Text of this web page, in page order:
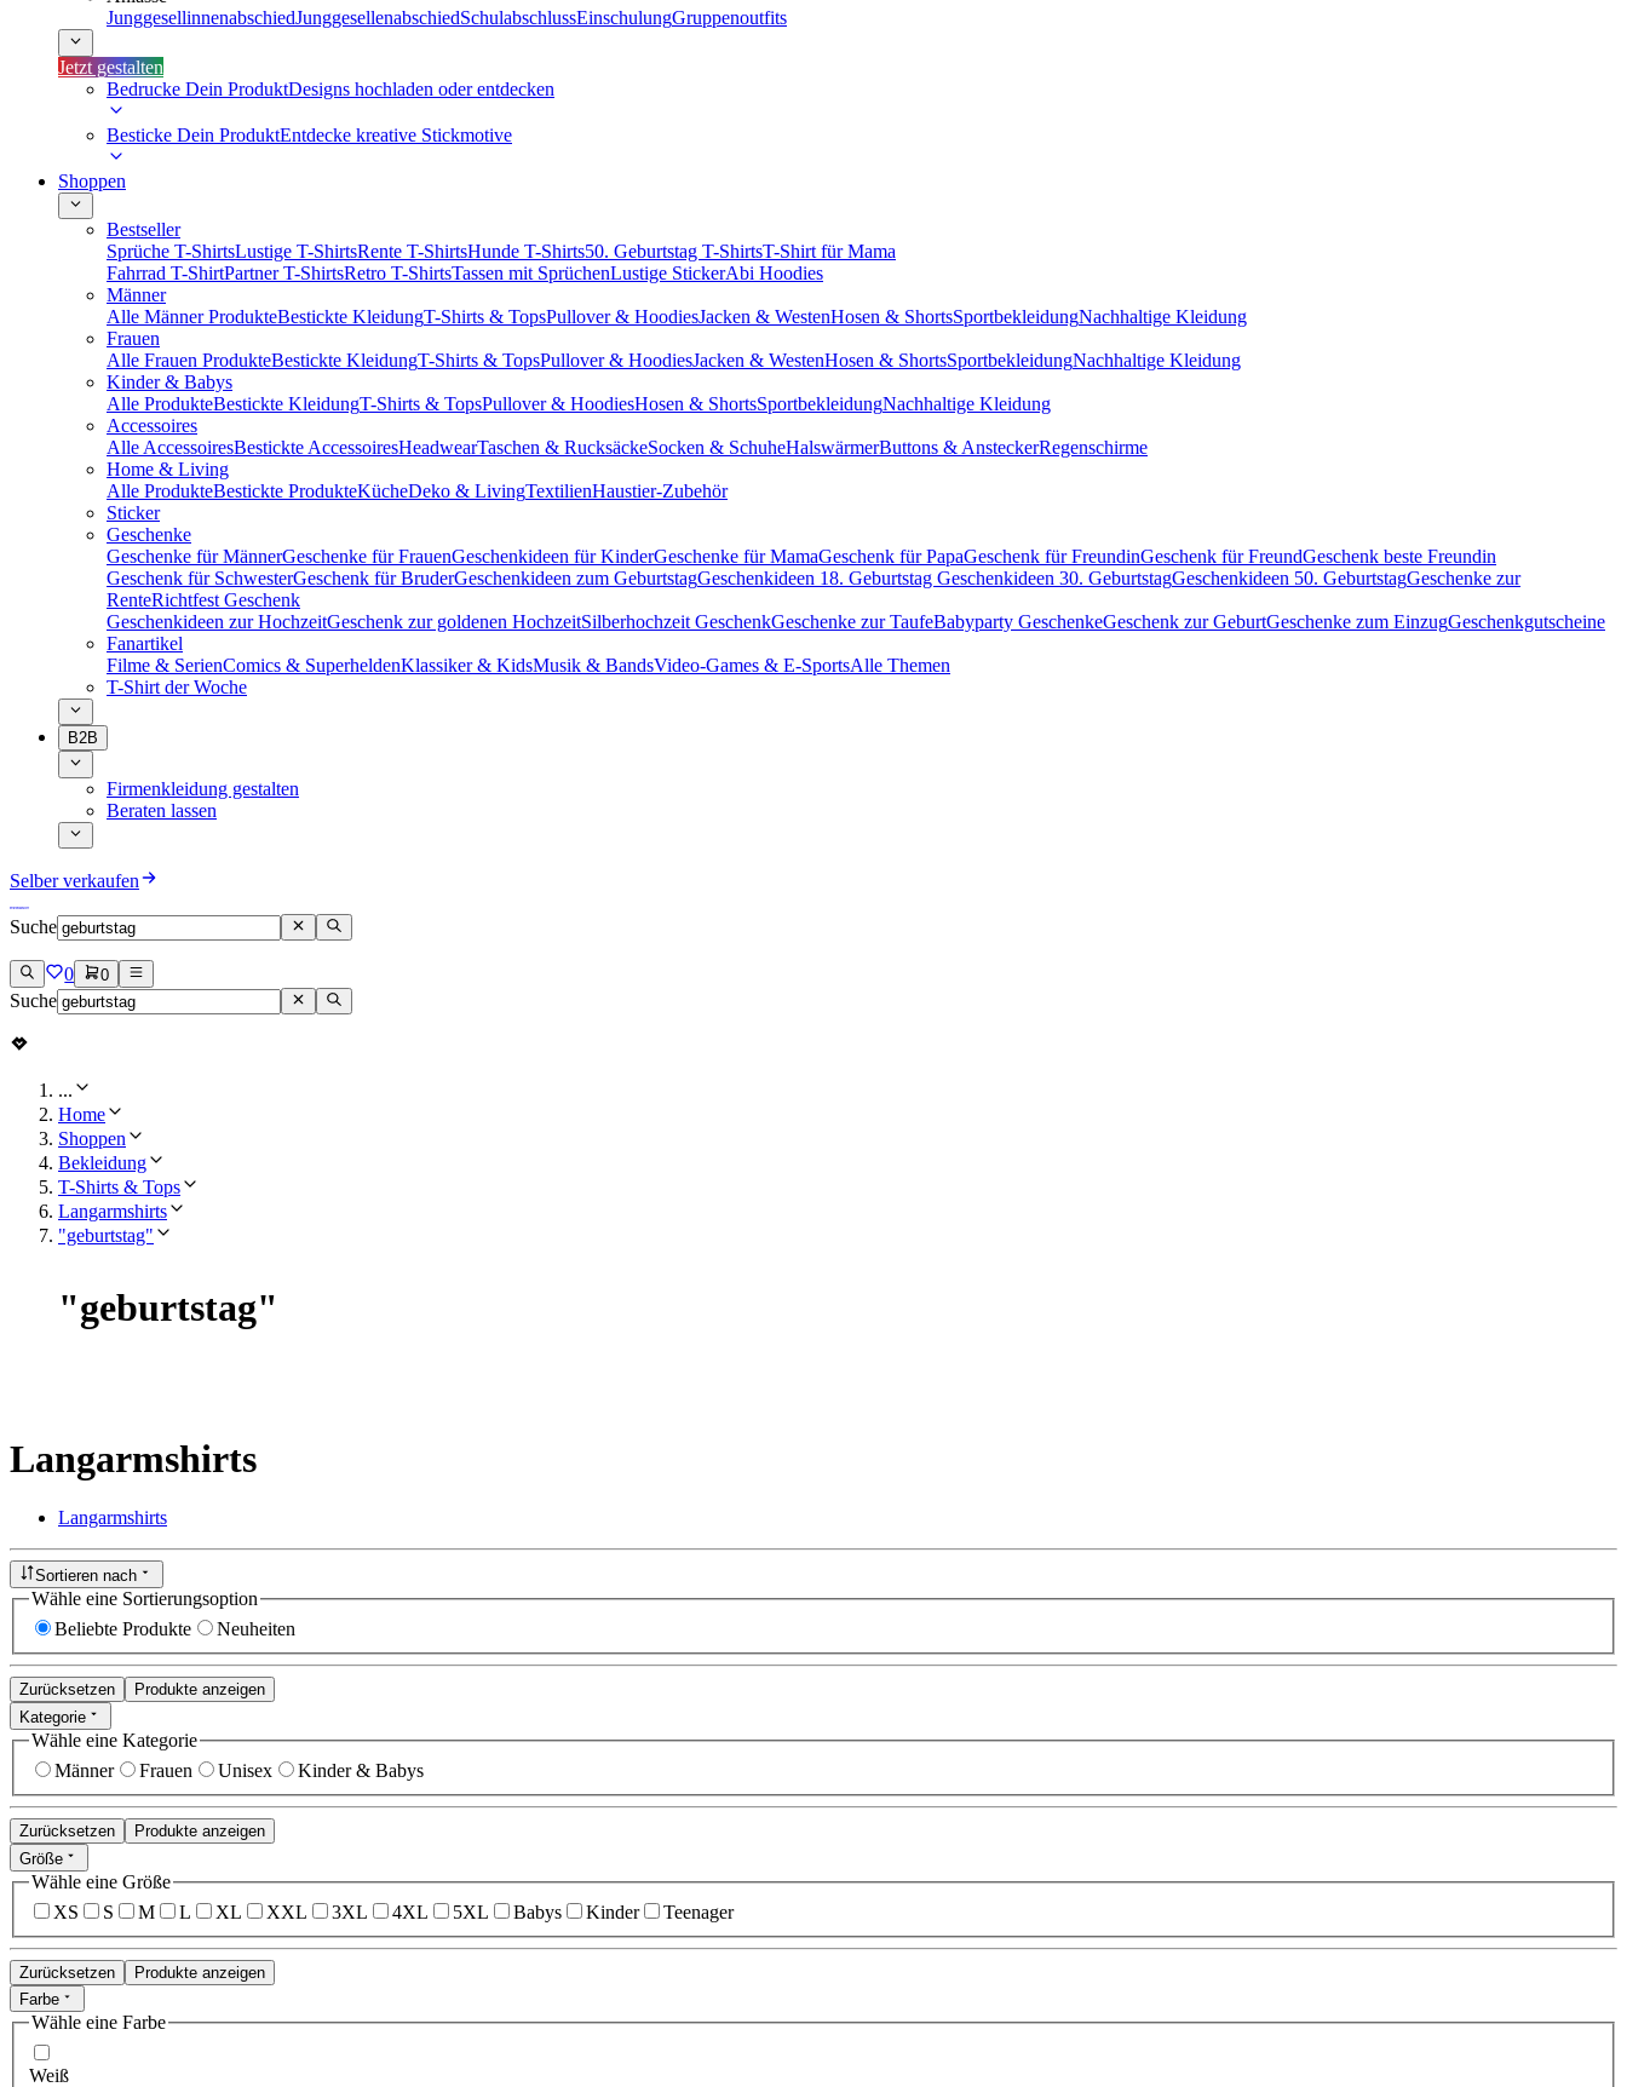
JunggesellinnenabschiedJunggesellenabschiedSchulabschlussEinschulungGruppenoutfits
Jetzt gestalten
Bedrucke Dein ProduktDesigns hochladen oder entdecken
Besticke Dein ProduktEntdecke kreative Stickmotive
Shoppen
Bestseller
Sprüche T-ShirtsLustige T-ShirtsRente T-ShirtsHunde T-Shirts50. Geburtstag T-ShirtsT-Shirt für Mama
Fahrrad T-ShirtPartner T-ShirtsRetro T-ShirtsTassen mit SprüchenLustige StickerAbi Hoodies
Männer
Alle Männer ProdukteBestickte KleidungT-Shirts & TopsPullover & HoodiesJacken & WestenHosen & ShortsSportbekleidungNachhaltige Kleidung
Frauen
Alle Frauen ProdukteBestickte KleidungT-Shirts & TopsPullover & HoodiesJacken & WestenHosen & ShortsSportbekleidungNachhaltige Kleidung
Kinder & Babys
Alle ProdukteBestickte KleidungT-Shirts & TopsPullover & HoodiesHosen & ShortsSportbekleidungNachhaltige Kleidung
Accessoires
Alle AccessoiresBestickte AccessoiresHeadwearTaschen & RucksäckeSocken & SchuheHalswärmerButtons & AnsteckerRegenschirme
Home & Living
Alle ProdukteBestickte ProdukteKücheDeko & LivingTextilienHaustier-Zubehör
Sticker
Geschenke
Geschenke für MännerGeschenke für FrauenGeschenkideen für KinderGeschenke für MamaGeschenk für PapaGeschenk für FreundinGeschenk für FreundGeschenk beste Freundin
Geschenk für SchwesterGeschenk für BruderGeschenkideen zum GeburtstagGeschenkideen 18. Geburtstag Geschenkideen 30. GeburtstagGeschenkideen 50. GeburtstagGeschenke zur
RenteRichtfest Geschenk
Geschenkideen zur HochzeitGeschenk zur goldenen HochzeitSilberhochzeit GeschenkGeschenke zur TaufeBabyparty GeschenkeGeschenk zur GeburtGeschenke zum EinzugGeschenkgutscheine
Fanartikel
Filme & SerienComics & SuperheldenKlassiker & KidsMusik & BandsVideo-Games & E-SportsAlle Themen
T-Shirt der Woche
B2B
Firmenkleidung gestalten
Beraten lassen
Selber verkaufen
Suche
0 0
Suche
...
Home
Shoppen
Bekleidung
T-Shirts & Tops
Langarmshirts
"geburtstag"
"geburtstag"
Langarmshirts
Langarmshirts
Sortieren nach
Wähle eine Sortierungsoption
Beliebte Produkte
Neuheiten
Zurücksetzen
Produkte anzeigen
Kategorie
Wähle eine Kategorie
Männer
Frauen Unisex Kinder & Babys
Zurücksetzen
Produkte anzeigen
Größe
Wähle eine Größe
XS
S M L XL XXL 3XL 4XL 5XL Babys Kinder Teenager
Zurücksetzen
Produkte anzeigen
Farbe
Wähle eine Farbe
Weiß